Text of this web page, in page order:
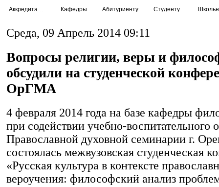
Кафедры Абитуриенту Студенту
Среда, 09 Апрель 2014 09:11
Вопросы религии, веры и
обсудили на студенческой
ОрГМА
4 февраля 2014 года на базе кафедры
при содействии учебно-воспитательного
Православной духовной семинарии г.
состоялась межвузовская студенческая
«Русская культура в контексте
вероучения: философский анализ